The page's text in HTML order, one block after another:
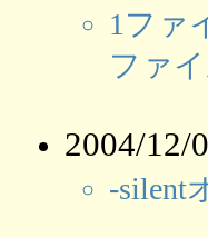
1ファ
ファ
2004/12/
-silent